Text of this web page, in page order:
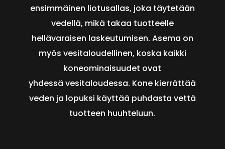
ensimmäinen liotusallas, joka täytetään
vedellä, mikä takaa tuotteelle
hellävaraisen laskeutumisen. Asema on
myös vesitaloudellinen, koska kaikki
koneominaisuudet ovat
yhdessä vesitaloudessa. Kone kierrättää
veden ja lopuksi käyttää puhdasta vettä
tuotteen huuhteluun.